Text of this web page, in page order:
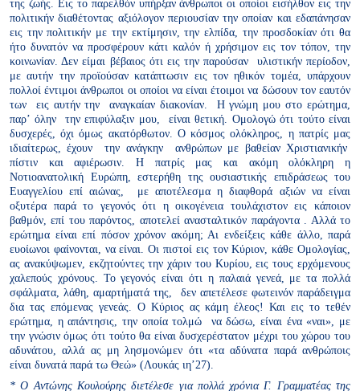
της ζωής. Εις το παρελθόν υπήρξαν άνθρωποι οι οποίοι εισήλθον εις την
πολιτικήν διαθέτοντας αξιόλογον περιουσίαν την οποίαν και εδαπάνησαν
εις την πολιτικήν με την εκτίμησιν, την ελπίδα, την προσδοκίαν ότι θα
ήτο δυνατόν να προσφέρουν κάτι καλόν ή χρήσιμον εις τον τόπον, την
κοινωνίαν. Δεν είμαι βέβαιος ότι εις την παρούσαν υλιστικήν περίοδον,
με αυτήν την προϊούσαν κατάπτωσιν εις τον ηθικόν τομέα, υπάρχουν
πολλοί έντιμοι άνθρωποι οι οποίοι να είναι έτοιμοι να δώσουν τον εαυτόν
των εις αυτήν την αναγκαίαν διακονίαν. Η γνώμη μου στο ερώτημα,
παρ’ όλην την επιφύλαξιν μου, είναι θετική. Ομολογώ ότι τούτο είναι
δυσχερές, όχι όμως ακατόρθωτον. Ο κόσμος ολόκληρος, η πατρίς μας
ιδιαίτερως, έχουν την ανάγκην ανθρώπων με βαθείαν Χριστιανικήν
πίστιν και αφιέρωσιν. Η πατρίς μας και ακόμη ολόκληρη η
Νοτιοανατολική Ευρώπη, εστερήθη της ουσιαστικής επιδράσεως του
Ευαγγελίου επί αιώνας, με αποτέλεσμα η διαφθορά αξιών να είναι
οξυτέρα παρά το γεγονός ότι η οικογένεια τουλάχιστον εις κάποιον
βαθμόν, επί του παρόντος, αποτελεί ανασταλτικόν παράγοντα . Αλλά το
ερώτημα είναι επί πόσον χρόνον ακόμη; Αι ενδείξεις κάθε άλλο, παρά
ευοίωνοι φαίνονται, να είναι. Οι πιστοί εις τον Κύριον, κάθε Ομολογίας,
ας ανακύψωμεν, εκζητούντες την χάριν του Κυρίου, εις τους ερχόμενους
χαλεπούς χρόνους. Το γεγονός είναι ότι η παλαιά γενεά, με τα πολλά
σφάλματα, λάθη, αμαρτήματά της, δεν απετέλεσε φωτεινόν παράδειγμα
δια τας επόμενας γενεάς. Ο Κύριος ας κάμη έλεος! Και εις το τεθέν
ερώτημα, η απάντησις, την οποία τολμώ να δώσω, είναι ένα «ναι», με
την γνώσιν όμως ότι τούτο θα είναι δυσχερέστατον μέχρι του χώρου του
αδυνάτου, αλλά ας μη λησμονώμεν ότι «τα αδύνατα παρά ανθρώποις
είναι δυνατά παρά τω Θεώ» (Λουκάς ιη’27).
* Ο Αντώνης Κουλούρης διετέλεσε για πολλά χρόνια Γ. Γραμματέας της